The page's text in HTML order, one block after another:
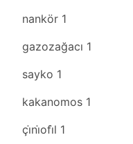
nankör 1
gazozağacı 1
sayko 1
kakanomos 1
çi̇ni̇ofi̇l 1